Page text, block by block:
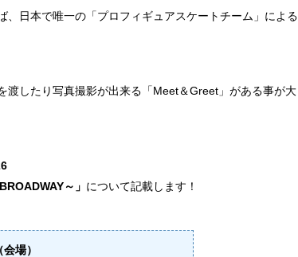
、日本で唯一の「プロフィギュアスケートチーム」による
渡したり写真撮影が出来る「Meet＆Greet」がある事が大
～」 について記載します！
場）